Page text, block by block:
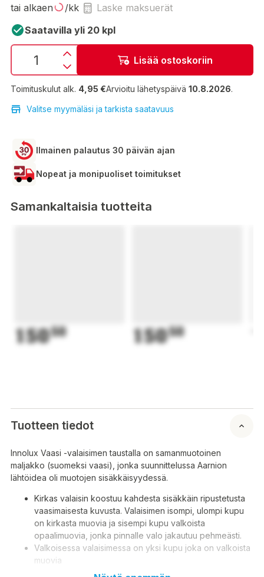
tai alkaen /kk
Laske maksuerät
Saatavilla yli 20 kpl
Lisää ostoskoriin
Toimituskulut alk. 4,95 €Arvioitu lähetyspäivä 10.8.2026.
Valitse myymäläsi ja tarkista saatavuus
Ilmainen palautus 30 päivän ajan
Nopeat ja monipuoliset toimitukset
Samankaltaisia tuotteita
15050 15050
Tuotteen tiedot
Innolux Vaasi -valaisimen taustalla on samanmuotoinen
maljakko (suomeksi vaasi), jonka suunnittelussa Aarnion
lähtöidea oli muotojen sisäkkäisyydessä.
Kirkas valaisin koostuu kahdesta sisäkkäin ripustetusta
vaasimaisesta kuvusta. Valaisimen isompi, ulompi kupu
on kirkasta muovia ja sisempi kupu valkoista
opaalimuovia, jonka pinnalle valo jakautuu pehmeästi.
Valkoisessa valaisimessa on yksi kupu joka on valkoista
muovia